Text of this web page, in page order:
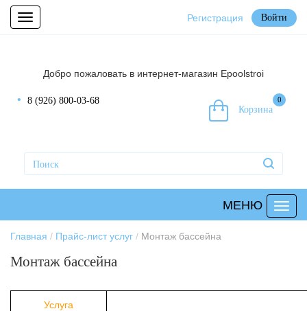
Toggle
navigation
Регистрация Войти
Добро пожаловать в интернет-магазин Epoolstroi
Корзина
0
8 (926) 800-03-68
МЕНЮ
Главная Прайс-лист услуг Монтаж бассейна
Монтаж бассейна
Услуга